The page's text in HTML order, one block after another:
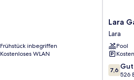
Frühstück inbegriffen
Kostenloses WLAN
Lara
Garden
Hotel
Lara
Lara
Lara
Pool
7.6
von
7,6 Gut
526